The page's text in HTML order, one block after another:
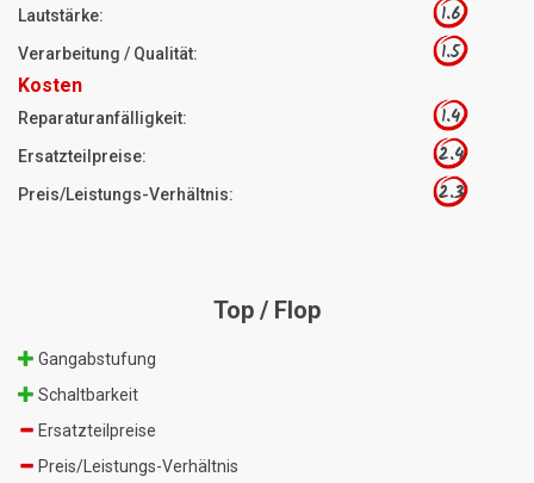
Lautstärke: 1.6
Verarbeitung / Qualität: 1.5
Kosten
Reparaturanfälligkeit: 1.4
Ersatzteilpreise: 2.4
Preis/Leistungs-Verhältnis: 2.3
Top / Flop
Gangabstufung
Schaltbarkeit
Ersatzteilpreise
Preis/Leistungs-Verhältnis